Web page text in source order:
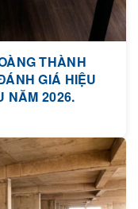
THÀNH
GIÁ HIỆU
NĂM 2026.